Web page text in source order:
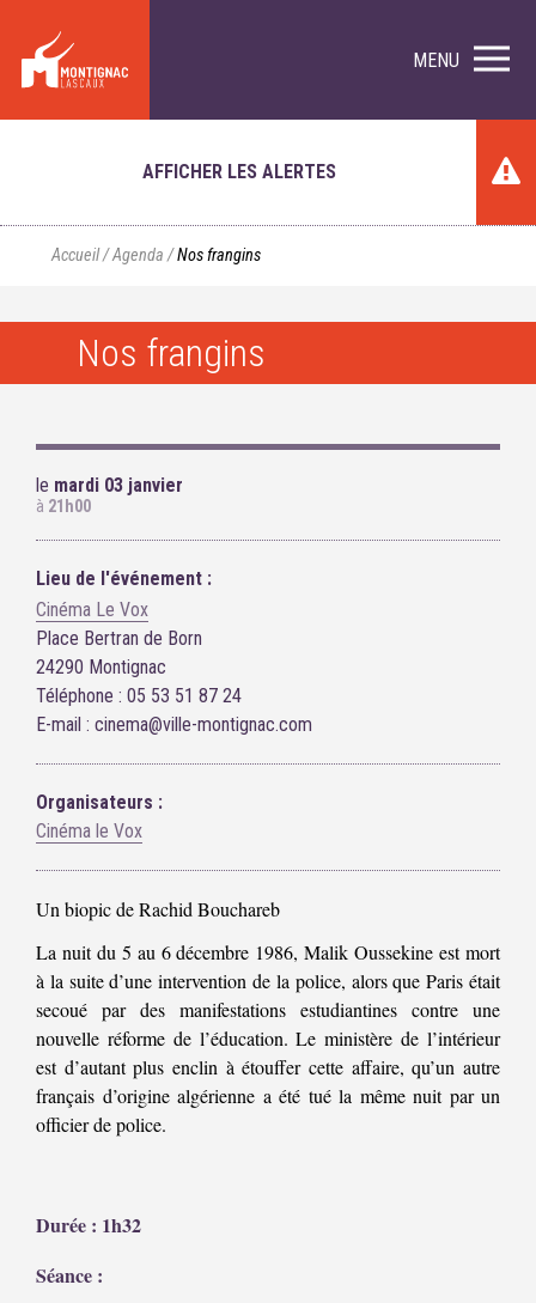
MENU
AFFICHER LES ALERTES
Accueil/Agenda /Nos frangins
Nos frangins
le mardi 03 janvier
à 21h00
Lieu de l'événement :
Cinéma Le Vox
Place Bertran de Born
24290 Montignac
Téléphone : 05 53 51 87 24
E-mail : cinema@ville-montignac.com
Organisateurs :
Cinéma le Vox
Un biopic de Rachid Bouchareb
La nuit du 5 au 6 décembre 1986, Malik Oussekine est mort
à la suite d’une intervention de la police, alors que Paris était
secoué par des manifestations estudiantines contre une
nouvelle réforme de l’éducation. Le ministère de l’intérieur
est d’autant plus enclin à étouffer cette affaire, qu’un autre
français d’origine algérienne a été tué la même nuit par un
officier de police.
Durée : 1h32
Séance :